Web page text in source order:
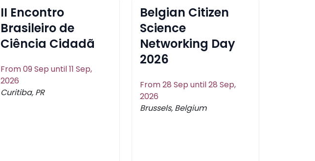
II Encontro
Brasileiro de
Ciência Cidadã
From 09 Sep until 11 Sep,
2026
Curitiba, PR
Belgian Citizen
Science
Networking Day
2026
From 28 Sep until 28 Sep,
2026
Brussels, Belgium